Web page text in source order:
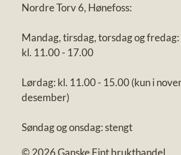
Nordre Torv 6, Hønefoss:
Mandag, tirsdag, torsdag og fredag:
kl. 11.00 - 17.00
Lørdag: kl. 11.00 - 15.00 (kun i
desember)
Søndag og onsdag: stengt
© 2026 Ganske Fint brukthandel